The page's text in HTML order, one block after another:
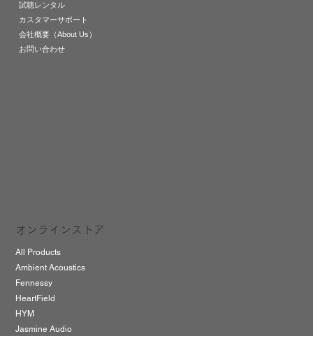
試聴レンタル
カスタマーサポート
会社概要（About Us）
お問い合わせ
オンラインストア
All Products
Ambient Acoustics
Fennessy
HeartField
HYM
Jasmine Audio